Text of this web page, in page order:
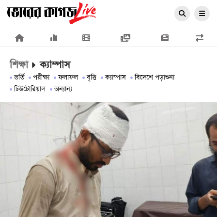
×
অর্থনীতি
আন্তর্জাতিক
সারাদেশ
শিক্ষা ক্যাম্পাস
ভর্তি পরীক্ষা ফলাফল বৃত্তি ক্যাম্পাস
বিদেশে পড়াশুনা
টিউটোরিয়াল
অন্যান্য